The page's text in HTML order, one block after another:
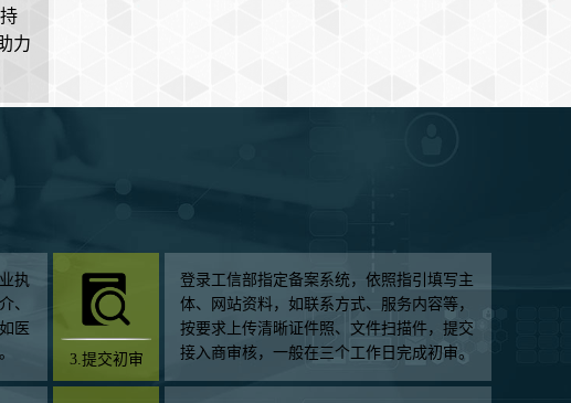
力
执
、
医
3.提交初审
登录工信部指定备案系统，依照指引填写主
体、网站资料，如联系方式、服务内容等，
按要求上传清晰证件照、文件扫描件，提交
接入商审核，一般在三个工作日完成初审。